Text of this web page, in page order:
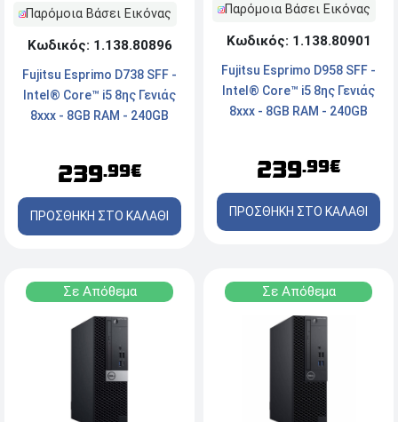
Παρόμοια Βάσει Εικόνας
Κωδικός: 1.138.80896
Fujitsu Esprimo D738 SFF -
Intel® Core™ i5 8ης Γενιάς
8xxx - 8GB RAM - 240GB
239.99€
ΠΡΟΣΘΗΚΗ ΣΤΟ ΚΑΛΑΘΙ
Παρόμοια Βάσει Εικόνας
Κωδικός: 1.138.80901
Fujitsu Esprimo D958 SFF -
Intel® Core™ i5 8ης Γενιάς
8xxx - 8GB RAM - 240GB
Pro
239.99€
ΠΡΟΣΘΗΚΗ ΣΤΟ ΚΑΛΑΘΙ
Σε Απόθεμα Σε Απόθεμα